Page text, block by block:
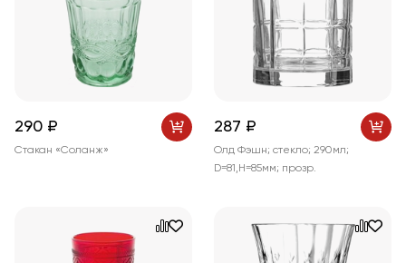
290 ₽
Стакан «Соланж»
287 ₽
Олд Фэшн; стекло; 290мл;
D=81,H=85мм; прозр.